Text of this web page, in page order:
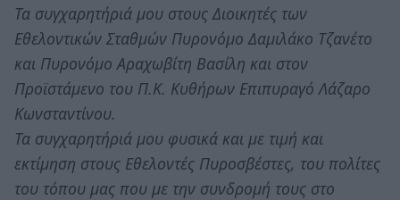
Τα συγχαρητήριά μου στους Διοικητές των
Εθελοντικών Σταθμών Πυρονόμο Δαμιλάκο Τζανέτο
και Πυρονόμο Αραχωβίτη Βασίλη και στον
Προϊστάμενο του Π.Κ. Κυθήρων Επιπυραγό Λάζαρο
Κωνσταντίνου.
Τα συγχαρητήριά μου φυσικά και με τιμή και
εκτίμηση στους Εθελοντές Πυροσβέστες, του πολίτες
του τόπου μας που με την συνδρομή τους στο